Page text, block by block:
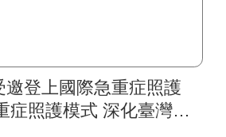
邀登上國際急重症照護
症照護模式 深化臺灣智